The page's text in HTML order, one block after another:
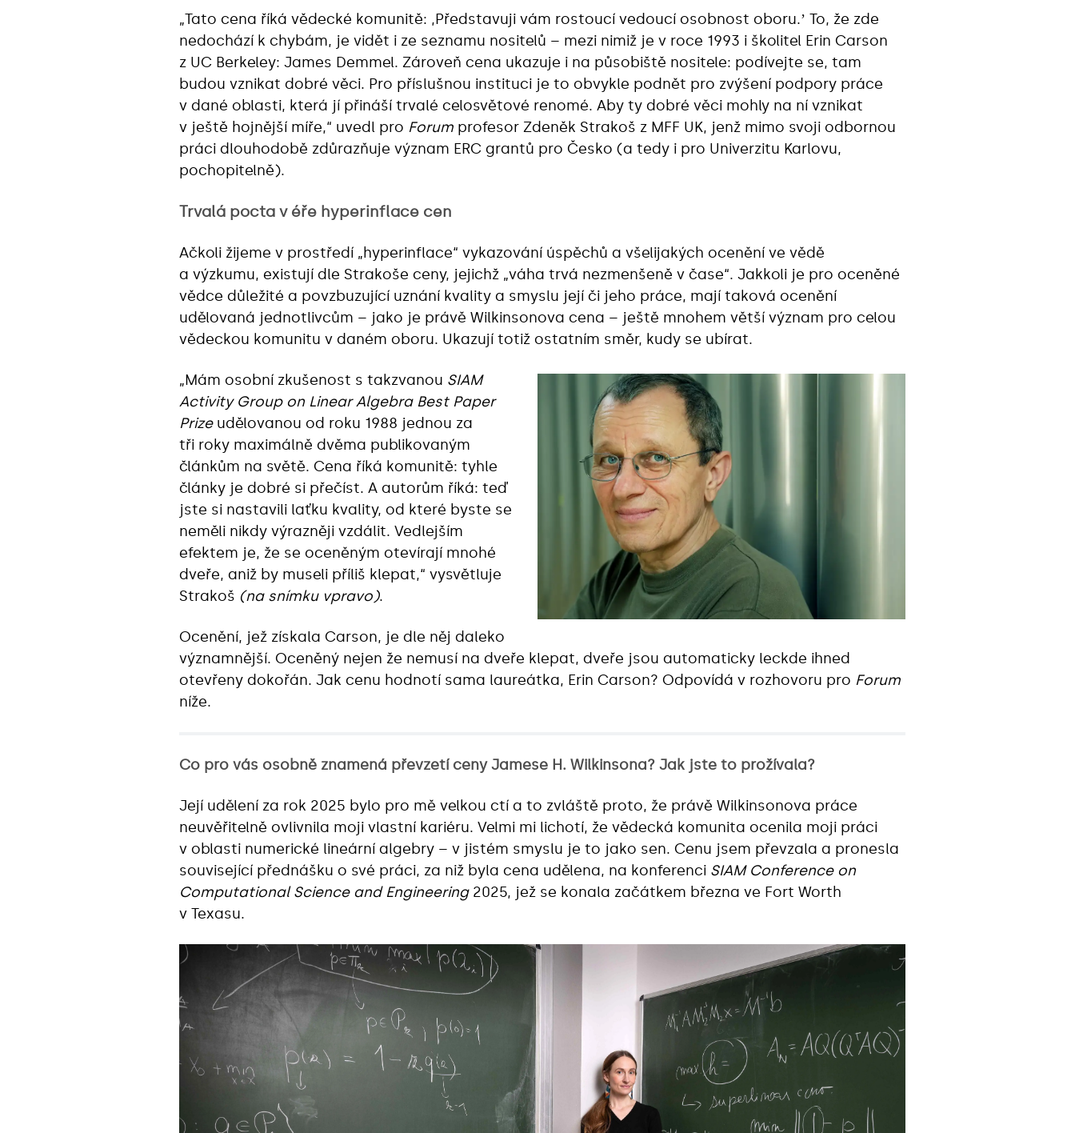
„Tato cena říká vědecké komunitě: ,Představuji vám rostoucí vedoucí osobnost oboru.ʼ To, že zde
nedochází k chybám, je vidět i ze seznamu nositelů – mezi nimiž je v roce 1993 i školitel Erin Carson
z UC Berkeley: James Demmel. Zároveň cena ukazuje i na působiště nositele: podívejte se, tam
budou vznikat dobré věci. Pro příslušnou instituci je to obvykle podnět pro zvýšení podpory práce
v dané oblasti, která jí přináší trvalé celosvětové renomé. Aby ty dobré věci mohly na ní vznikat
v ještě hojnější míře,“ uvedl pro Forum profesor Zdeněk Strakoš z MFF UK, jenž mimo svoji odbornou
práci dlouhodobě zdůrazňuje význam ERC grantů pro Česko (a tedy i pro Univerzitu Karlovu,
pochopitelně).
Trvalá pocta v éře hyperinflace cen
Ačkoli žijeme v prostředí „hyperinflace“ vykazování úspěchů a všelijakých ocenění ve vědě
a výzkumu, existují dle Strakoše ceny, jejichž „váha trvá nezmenšeně v čase“. Jakkoli je pro oceněné
vědce důležité a povzbuzující uznání kvality a smyslu její či jeho práce, mají taková ocenění
udělovaná jednotlivcům – jako je právě Wilkinsonova cena – ještě mnohem větší význam pro celou
vědeckou komunitu v daném oboru. Ukazují totiž ostatním směr, kudy se ubírat.
„Mám osobní zkušenost s takzvanou SIAM
Activity Group on Linear Algebra Best Paper
Prizeudělovanou od roku 1988 jednou za
tři roky maximálně dvěma publikovaným
článkům na světě. Cena říká komunitě: tyhle
články je dobré si přečíst. A autorům říká: teď
jste si nastavili laťku kvality, od které byste se
neměli nikdy výrazněji vzdálit. Vedlejším
efektem je, že se oceněným otevírají mnohé
dveře, aniž by museli příliš klepat,“ vysvětluje
Strakoš (na snímku vpravo).
Ocenění, jež získala Carson, je dle něj daleko
významnější. Oceněný nejen že nemusí na dveře klepat, dveře jsou automaticky leckde ihned
otevřeny dokořán. Jak cenu hodnotí sama laureátka, Erin Carson? Odpovídá v rozhovoru pro Forum
níže.
Co pro vás osobně znamená převzetí ceny Jamese H. Wilkinsona? Jak jste to prožívala?
Její udělení za rok 2025 bylo pro mě velkou ctí a to zvláště proto, že právě Wilkinsonova práce
neuvěřitelně ovlivnila moji vlastní kariéru. Velmi mi lichotí, že vědecká komunita ocenila moji práci
v oblasti numerické lineární algebry – v jistém smyslu je to jako sen. Cenu jsem převzala a pronesla
související přednášku o své práci, za niž byla cena udělena, na konferenci SIAM Conference on
Computational Science and Engineering2025, jež se konala začátkem března ve Fort Worth
v Texasu.